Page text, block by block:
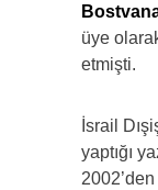
üye
etmişti.
İsrail
yaptığı